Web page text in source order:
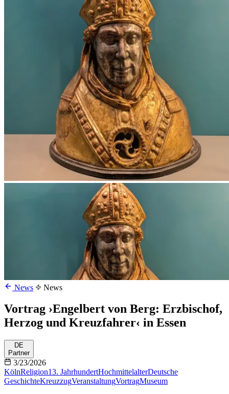
News News
Vortrag ›Engelbert von Berg: Erzbischof,
Herzog und Kreuzfahrer‹ in Essen
DE
Partner
3/23/2026
KölnReligion13. JahrhundertHochmittelalterDeutsche
GeschichteKreuzzugVeranstaltungVortragMuseum